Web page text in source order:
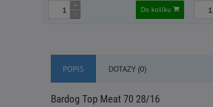
+
-
Do košíku
POPIS DOTAZY (0)
Bardog Top Meat 70 28/16